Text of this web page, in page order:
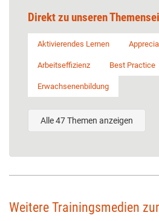
Direkt zu unseren
Aktivierendes Lernen
Arbeitseffizienz Best Practice
Erwachsenenbildung
Alle 47 Themen anzeigen
Weitere Trainingsmedien